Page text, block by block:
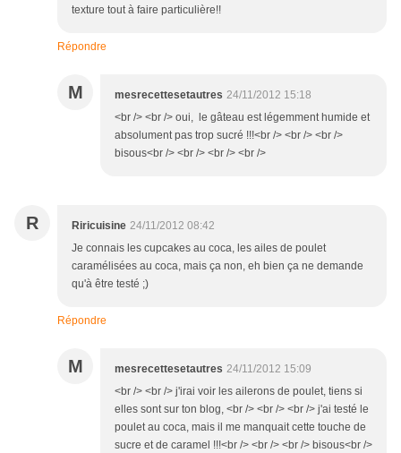
texture tout à faire particulière!!
Répondre
M mesrecettesetautres 24/11/2012 15:18
<br /> <br /> oui, le gâteau est légemment humide et
absolument pas trop sucré !!!<br /> <br /> <br />
bisous<br /> <br /> <br /> <br />
R Riricuisine 24/11/2012 08:42
Je connais les cupcakes au coca, les ailes de poulet
caramélisées au coca, mais ça non, eh bien ça ne demande
qu'à être testé ;)
Répondre
M mesrecettesetautres 24/11/2012 15:09
<br /> <br /> j'irai voir les ailerons de poulet, tiens si
elles sont sur ton blog, <br /> <br /> <br /> j'ai testé le
poulet au coca, mais il me manquait cette touche de
sucre et de caramel !!!<br /> <br /> <br /> bisous<br />